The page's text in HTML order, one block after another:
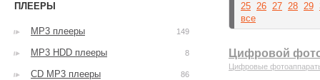
25 26 27 28 29
все
Цифровой
Цифровые
ПЛЕЕРЫ
MP3 плееры 149
MP3 HDD плееры 8
CD MP3 плееры 86